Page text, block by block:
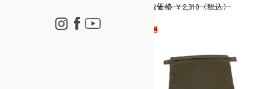
通常価格￥2,310（税込）